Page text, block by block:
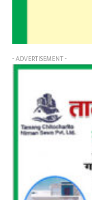
- ADVERTISEMENT -